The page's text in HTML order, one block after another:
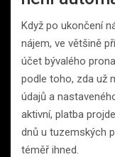
Když po ukončení
nájem, ve většině
účet bývalého
podle toho, zda už
údajů a
aktivní, platba
dnů u tuzemských
téměř ihned.